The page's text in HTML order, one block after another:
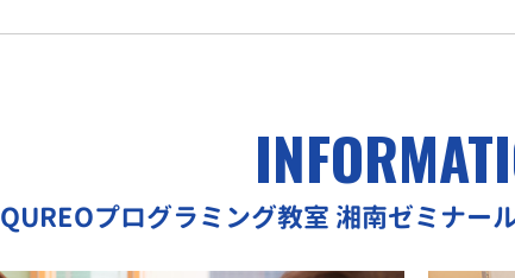
QUREOプログラミング教室 湘南ゼミナー